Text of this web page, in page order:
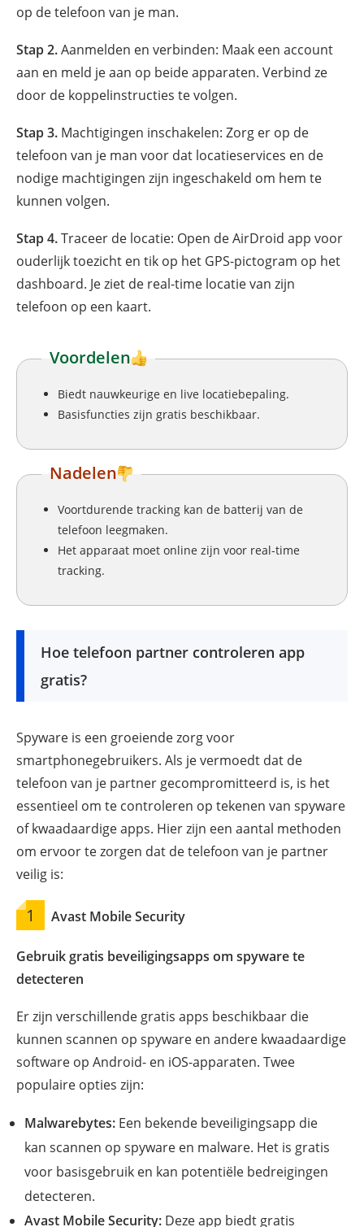
op de telefoon van je man.
Stap 2.Aanmelden en verbinden: Maak een account
aan en meld je aan op beide apparaten. Verbind ze
door de koppelinstructies te volgen.
Stap 3. Machtigingen inschakelen: Zorg er op de
telefoon van je man voor dat locatieservices en de
nodige machtigingen zijn ingeschakeld om hem te
kunnen volgen.
Stap 4.Traceer de locatie: Open de AirDroid app voor
ouderlijk toezicht en tik op het GPS-pictogram op het
dashboard. Je ziet de real-time locatie van zijn
telefoon op een kaart.
Voordelen
Biedt nauwkeurige en live locatiebepaling.
Basisfuncties zijn gratis beschikbaar.
Nadelen
Voortdurende tracking kan de batterij van de
telefoon leegmaken.
Het apparaat moet online zijn voor real-time
tracking.
Hoe telefoon partner controleren app
gratis?
Spyware is een groeiende zorg voor
smartphonegebruikers. Als je vermoedt dat de
telefoon van je partner gecompromitteerd is, is het
essentieel om te controleren op tekenen van spyware
of kwaadaardige apps. Hier zijn een aantal methoden
om ervoor te zorgen dat de telefoon van je partner
veilig is:
1 Avast Mobile Security
Gebruik gratis beveiligingsapps om spyware te
detecteren
Er zijn verschillende gratis apps beschikbaar die
kunnen scannen op spyware en andere kwaadaardige
software op Android- en iOS-apparaten. Twee
populaire opties zijn:
Malwarebytes: Een bekende beveiligingsapp die
kan scannen op spyware en malware. Het is gratis
voor basisgebruik en kan potentiële bedreigingen
detecteren.
Avast Mobile Security: Deze app biedt gratis